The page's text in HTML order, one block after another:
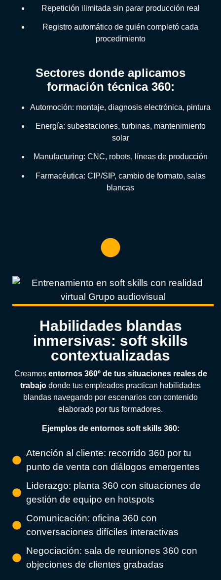
Repetición ilimitada sin parar producción real
Registro automático de quién completó cada
procedimiento
Sectores donde aplicamos
formación técnica 360:
Automoción: montaje, diagnosis electrónica, pintura
Energía: subestaciones, turbinas, mantenimiento
solar
Manufacturing: CNC, robots, líneas de producción
Farmacéutica: CIP/SIP, cambio de formato, salas
blancas
Habilidades blandas
inmersivas: soft skills
contextualizadas
Creamos entornos 360º de tus situaciones reales de
trabajo donde tus empleados practican habilidades
blandas navegando por escenarios con contenido
elaborado por tus formadores.
Ejemplos de entornos soft skills 360:
Atención al cliente: recorrido 360 por tu
punto de venta con diálogos emergentes
Liderazgo: planta 360 con situaciones de
gestión de equipo en hotspots
Comunicación: oficina 360 con
conversaciones difíciles interactivas
Negociación: sala de reuniones 360 con
objeciones de clientes grabadas